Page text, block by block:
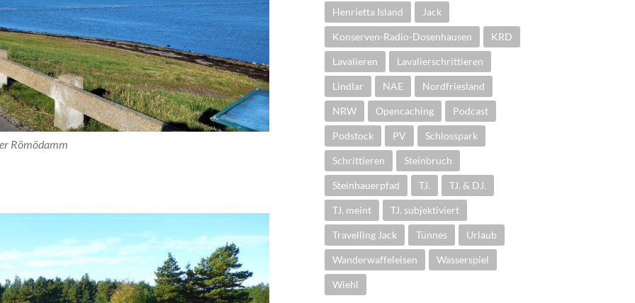
Römödamm
Henrietta Island Jack
Konserven-Radio-Dosenhausen KRD
Lavalieren Lavalierschrittieren
Lindlar NAE Nordfriesland
NRW Opencaching Podcast
Podstock PV Schlosspark
Schrittieren Steinbruch
Steinhauerpfad TJ. TJ. & DJ.
TJ. meint TJ. subjektiviert
Travelling Jack Tünnes Urlaub
Wanderwaffeleisen Wasserspiel
Wiehl